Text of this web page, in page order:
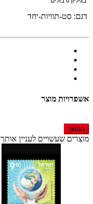
דגם: סט-תוויות-יחד
אשפרויות מוצר
המשך
מוצרים שעשויים לעניין אותך